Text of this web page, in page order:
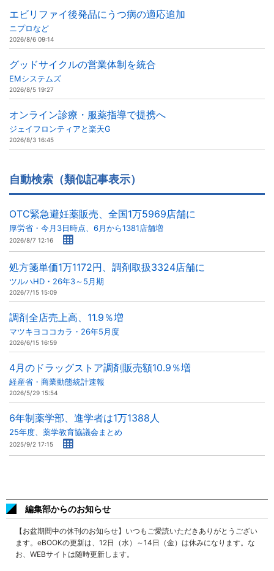
エビリファイ後発品にうつ病の適応追加
ニプロなど
2026/8/6 09:14
グッドサイクルの営業体制を統合
EMシステムズ
2026/8/5 19:27
オンライン診療・服薬指導で提携へ
ジェイフロンティアと楽天G
2026/8/3 16:45
自動検索（類似記事表示）
OTC緊急避妊薬販売、全国1万5969店舗に
厚労省・今月3日時点、6月から1381店舗増
2026/8/7 12:16
処方箋単価1万1172円、調剤取扱3324店舗に
ツルハHD・26年3～5月期
2026/7/15 15:09
調剤全店売上高、11.9％増
マツキヨココカラ・26年5月度
2026/6/15 16:59
4月のドラッグストア調剤販売額10.9％増
経産省・商業動態統計速報
2026/5/29 15:54
6年制薬学部、進学者は1万1388人
25年度、薬学教育協議会まとめ
2025/9/2 17:15
編集部からのお知らせ
【お盆期間中の休刊のお知らせ】いつもご愛読いただきありがとうござい
ます。eBOOKの更新は、12日（水）～14日（金）は休みになります。な
お、WEBサイトは随時更新します。